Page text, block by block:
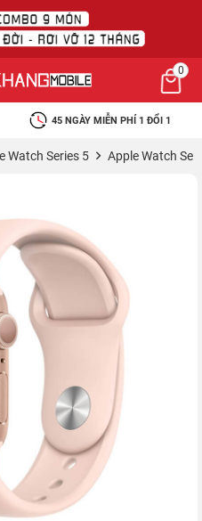
0
45 NGÀY MIỄN PHÍ 1 ĐỔI 1
Watch Series 5 Apple Watch